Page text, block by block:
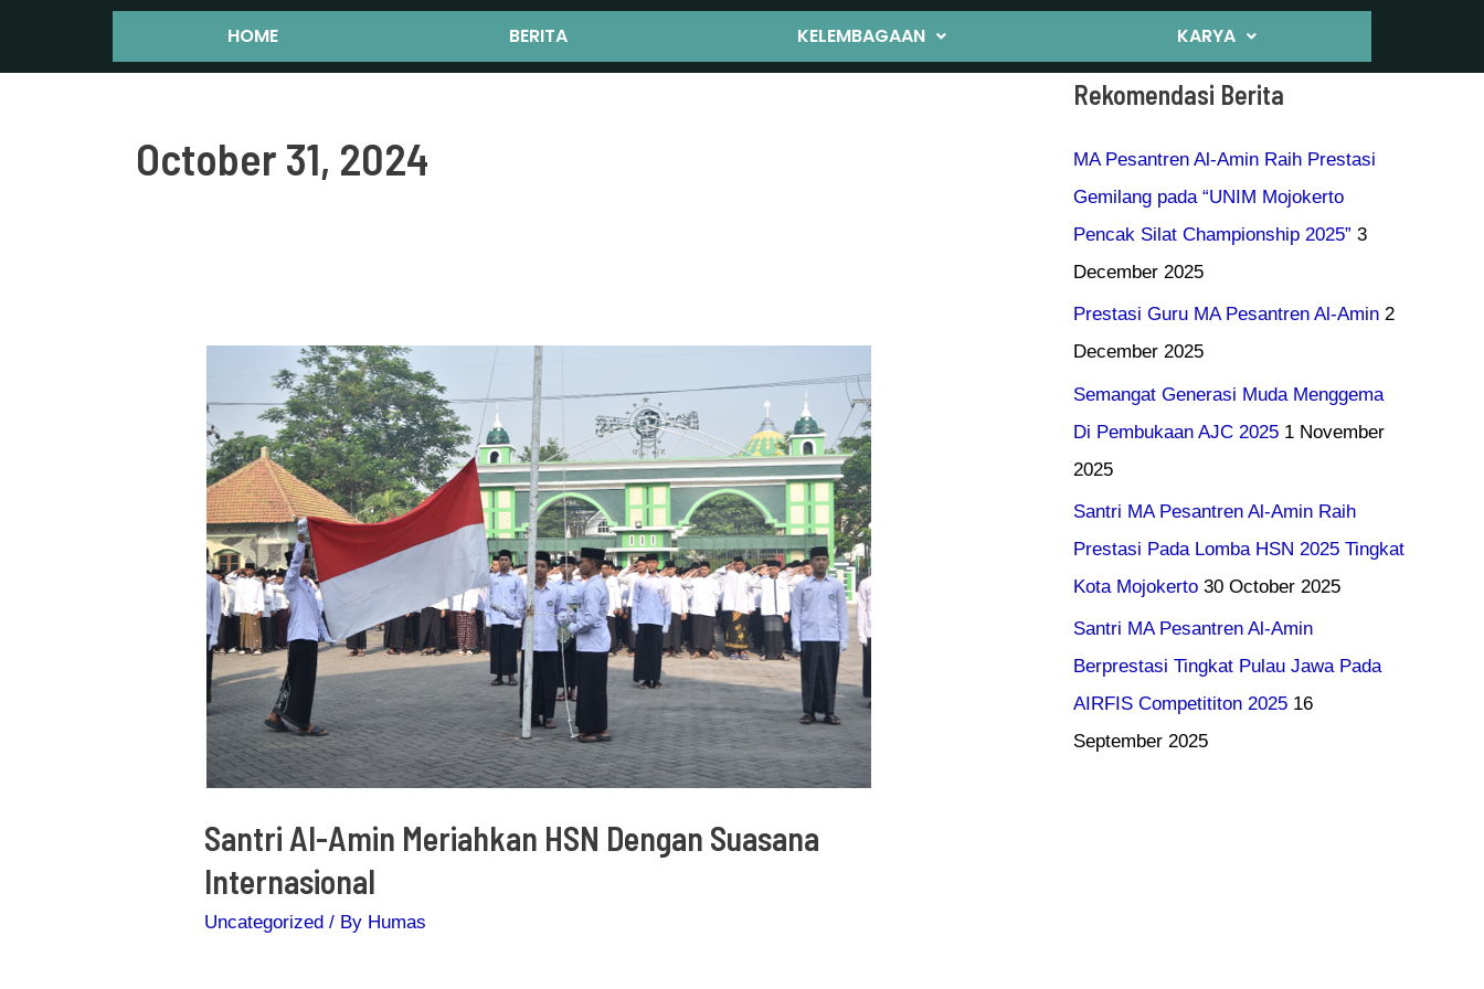
content
HOME BERITA KELEMBAGAAN KARYA
October 31, 2024
Santri Al-Amin Meriahkan HSN Dengan Suasana
Internasional
Uncategorized / By Humas
Rekomendasi Berita
MA Pesantren Al-Amin Raih Prestasi
Gemilang pada “UNIM Mojokerto
Pencak Silat Championship 2025” 3
December 2025
Prestasi Guru MA Pesantren Al-Amin 2
December 2025
Semangat Generasi Muda Menggema
Di Pembukaan AJC 2025 1 November
2025
Santri MA Pesantren Al-Amin Raih
Prestasi Pada Lomba HSN 2025 Tingkat
Kota Mojokerto 30 October 2025
Santri MA Pesantren Al-Amin
Berprestasi Tingkat Pulau Jawa Pada
AIRFIS Competititon 2025 16
September 2025